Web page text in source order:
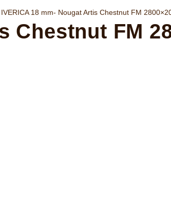
IVERICA 18 mm- Nougat Artis Chestnut FM
Chestnut FM